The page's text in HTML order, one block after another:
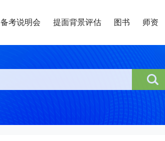
备考说明会 提面背景评估 图书 师资